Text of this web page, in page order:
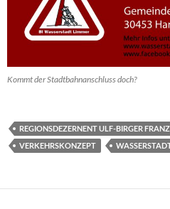
Kommt der Stadtbahnanschluss doch?
REGIONSDEZERNENT ULF-BIRGER FRANZ
VERKEHRSKONZEPT